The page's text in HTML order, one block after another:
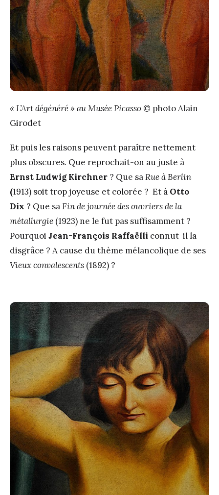
« L’Art dégénéré » au Musée Picasso © photo Alain
Girodet
Et puis les raisons peuvent paraître nettement
plus obscures. Que reprochait-on au juste à
Ernst Ludwig Kirchner ? Que saRue à Berlin
(1913) soit trop joyeuse et colorée ? Et à Otto
Dix ? Que saFin de journée des ouvriers de la
métallurgie (1923) ne le fut pas suffisamment ?
Pourquoi Jean-François Raffaëlli connut-il la
disgrâce ? A cause du thème mélancolique de ses
Vieux convalescents (1892) ?